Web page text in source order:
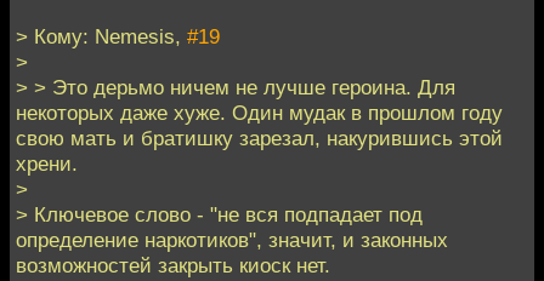
> Кому: Nemesis, #19
>
> > Это дерьмо ничем не лучше героина. Для
некоторых даже хуже. Один мудак в прошлом году
свою мать и братишку зарезал, накурившись этой
хрени.
>
> Ключевое слово - "не вся подпадает под
определение наркотиков", значит, и законных
возможностей закрыть киоск нет.